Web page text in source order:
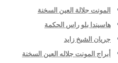
المونت جلالة العين السخنة
هاسيندا بلو راس الحكمة
جريان الشيخ زايد
أبراج المونت جلاله العين السخنة